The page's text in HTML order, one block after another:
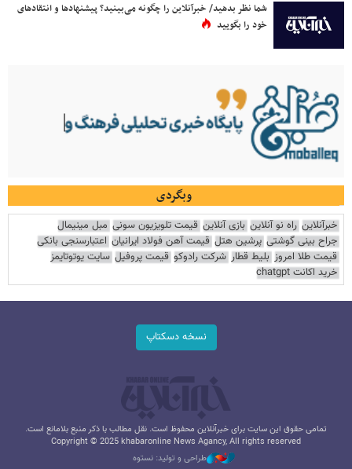
شما نظر بدهید/ خبرآنلاین را چگونه می‌بینید؟ پیشنهادها و انتقادهای
خود را بگویید
وبگردی
خبرآنلاین راه نو آنلاین بازی آنلاین قیمت تلویزیون سونی مبل مینیمال
جراح بینی گوشتی پرشین هتل قیمت آهن فولاد ایرانیان اعتبارسنجی بانکی
قیمت طلا امروز بلیط قطار شرکت رادوکو قیمت پروفیل سایت یوتوتایمز
خرید اکانت chatgpt
نسخه دسکتاپ
تمامی حقوق این سایت برای خبرآنلاین محفوظ است. نقل مطالب با ذکر منبع بلامانع است.
Copyright © 2025 khabaronline News Agancy, All rights reserved
طراحی و تولید: نستوه